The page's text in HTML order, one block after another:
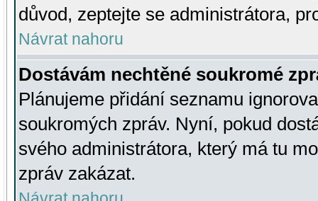
důvod, zeptejte se administrátora,
Návrat nahoru
Dostávám nechtěné soukromé
Plánujeme přidání seznamu
soukromých zpráv. Nyní, pokud
svého administrátora, který má tu
zpráv zakázat.